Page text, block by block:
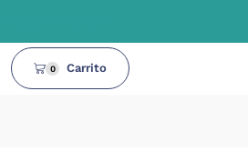
0 Carrito